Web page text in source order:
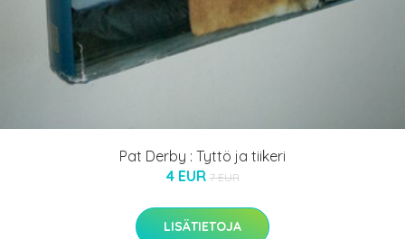
Pat Derby : Tyttö ja tiikeri
4 EUR 7 EUR
LISÄTIETOJA